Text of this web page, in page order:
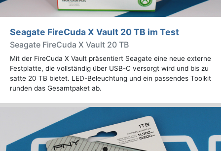
Seagate FireCuda X Vault 20 TB im Test
Seagate FireCuda X Vault 20 TB
Mit der FireCuda X Vault präsentiert Seagate eine neue externe
Festplatte, die vollständig über USB-C versorgt wird und bis zu
satte 20 TB bietet. LED-Beleuchtung und ein passendes Toolkit
runden das Gesamtpaket ab.